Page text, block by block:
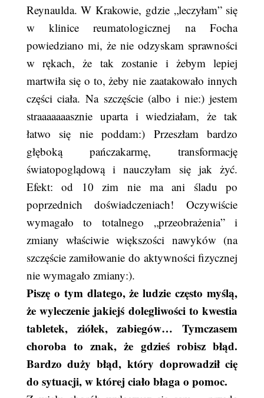
Reynaulda. W Krakowie, gdzie „leczyłam” się
w klinice reumatologicznej na Focha
powiedziano mi, że nie odzyskam sprawności
w rękach, że tak zostanie i żebym lepiej
martwiła się o to, żeby nie zaatakowało innych
części ciała. Na szczęście (albo i nie:) jestem
straaaaaaasznie uparta i wiedziałam, że tak
łatwo się nie poddam:) Przeszłam bardzo
głęboką pańczakarmę, transformację
światopoglądową i nauczyłam się jak żyć.
Efekt: od 10 zim nie ma ani śladu po
poprzednich doświadczeniach! Oczywiście
wymagało to totalnego „przeobrażenia” i
zmiany właściwie większości nawyków (na
szczęście zamiłowanie do aktywności fizycznej
nie wymagało zmiany:).
Piszę o tym dlatego, że ludzie często myślą,
że wyleczenie jakiejś dolegliwości to kwestia
tabletek, ziółek, zabiegów… Tymczasem
choroba to znak, że gdzieś robisz błąd.
Bardzo duży błąd, który doprowadził cię
do sytuacji, w której ciało błaga o pomoc.